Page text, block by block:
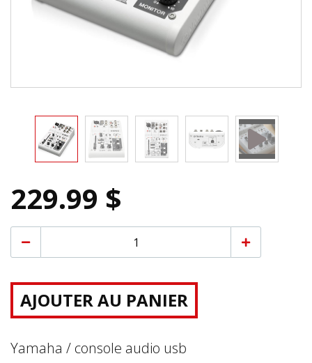
229.99 $
AJOUTER AU PANIER
Yamaha / console audio usb